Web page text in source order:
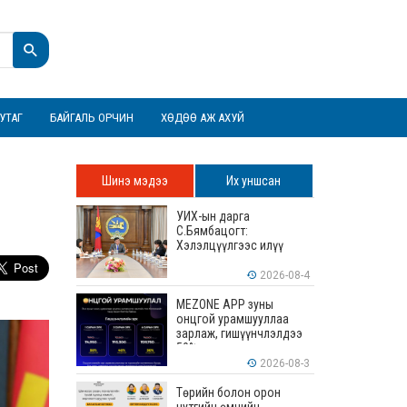
БАЙГАЛЬ ОРЧИН ХӨДӨӨ АЖ АХУЙ
Шинэ мэдээ Их уншсан
УИХ-ын дарга
С.Бямбацогт:
Хэлэлцүүлгээс илүү
илүү бодит үр дүн чухал
2026-08-4
MEZONE APP зуны
онцгой урамшууллаа
зарлаж, гишүүнчлэлдээ
50% хүртэлх хөнгөлөлт
үзүүлж эхэллээ 2026-08-3
Төрийн болон орон